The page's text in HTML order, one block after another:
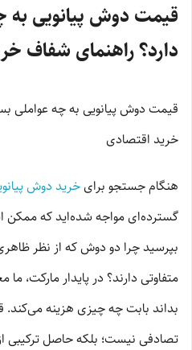
قیمت دوش پیانویی به
دارد؟ راهنمای شفاف
قیمت دوش پیانویی به چه عواملی
خرید اقتصادی
هنگام جستجو برایخرید دوش
گسترده‌ای مواجه شده‌اید که ممکن
بپرسید چرا دو دوش که از نظر
متفاوتی دارند؟ در پایدار مارکت،
بداند بابت چه چیزی هزینه
تصادفی نیست؛ بلکه حاصل ترکیبی از